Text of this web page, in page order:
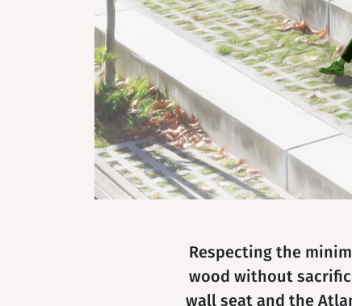
Respecting the
wood without
wall seat and the